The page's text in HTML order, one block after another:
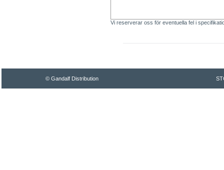
Vi reserverar oss för eventuella fel i
© Gandalf Distribution